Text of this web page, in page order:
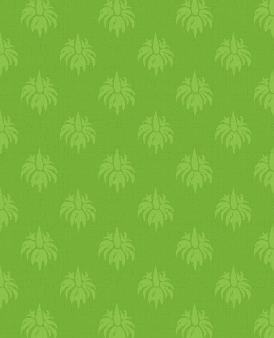
egy keskenyebb szájú
mézcsurgatót, és körkörös
alatt szétzúzzuk a
folyamatot oda adhatjuk a
lesz belőle. ;-) ). Amint
beletesszük a márkrémes
továbbturmixoljuk az
másodpercig tegyük ezt,
találkozása kesernyés ízt
hogy a
turmix kés felmeleg